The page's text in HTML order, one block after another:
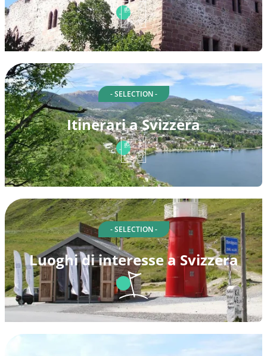
- SELECTION -
Itinerari a Svizzera
- SELECTION -
Luoghi di interesse a Svizzera